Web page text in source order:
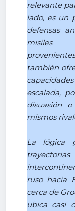
relevante
lado, es un
defensas
misiles
también
escalada,
disuasión
mismos
La lógica
ruso hacia
cerca de
ubica casi